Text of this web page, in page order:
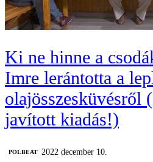
Ki ne hinne a
Imre lerántotta a
olajösszesküvésről
javított kiadás!)
‎POLBEAT 2022 december 10.